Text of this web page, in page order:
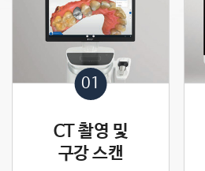
01
CT 촬영 및
구강 스캔